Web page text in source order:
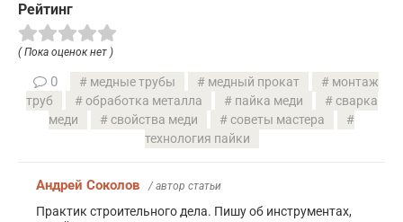
Рейтинг
( Пока оценок нет )
0 медные трубы медный прокат
монтаж
труб
обработка металла пайка меди
сварка
меди
свойства меди
советы мастера
технология пайки
Андрей Соколов / автор статьи
Практик строительного дела. Пишу об инструментах,